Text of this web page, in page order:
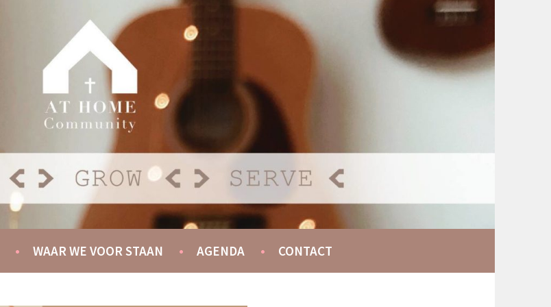
WAAR WE VOOR STAAN AGENDA CONTACT